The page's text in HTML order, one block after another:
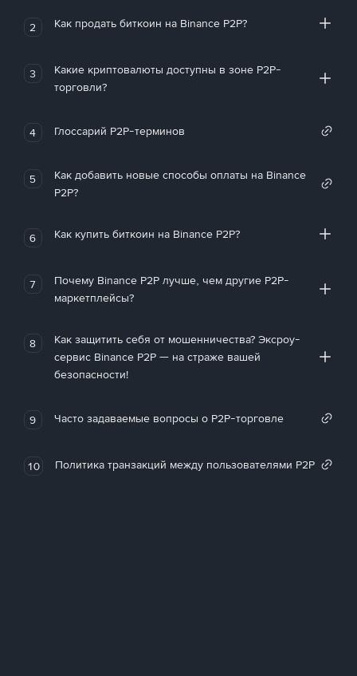
2 Как продать биткоин на Binance P2P?
3
Какие криптовалюты доступны в зоне P2P-
торговли?
4 Глоссарий P2P-терминов
5
Как добавить новые способы оплаты на Binance
P2P?
6 Как купить биткоин на Binance P2P?
7
Почему Binance P2P лучше, чем другие P2P-
маркетплейсы?
8
Как защитить себя от мошенничества? Эксроу-
сервис Binance P2P — на страже вашей
безопасности!
9 Часто задаваемые вопросы о P2P-торговле
10 Политика транзакций между пользователями P2P